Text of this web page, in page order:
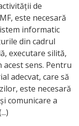
de
este necesară
informatic
din cadrul
executare silită,
sens. Pentru
adecvat, care să
este necesară
comunicare a